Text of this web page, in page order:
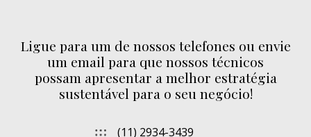
Ligue para um de nossos telefones ou envie
um email para que nossos técnicos
possam apresentar a melhor estratégia
sustentável para o seu negócio!
(11) 2934-3439